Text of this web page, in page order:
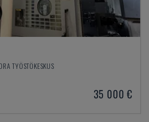
TYÖSTÖKESKUS
35 000 €